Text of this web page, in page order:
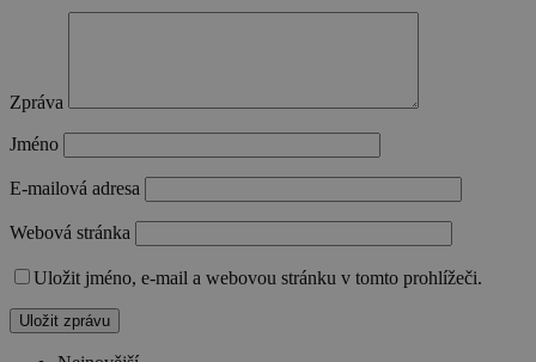
Zpráva
Jméno
E-mailová adresa
Webová stránka
Uložit jméno, e-mail a webovou stránku v tomto prohlížeči.